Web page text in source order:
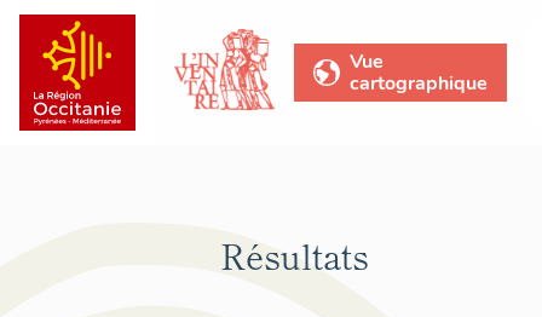
Vue
cartographique
Résultats